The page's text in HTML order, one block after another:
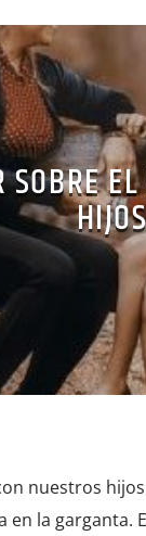
nuestros
la garganta.